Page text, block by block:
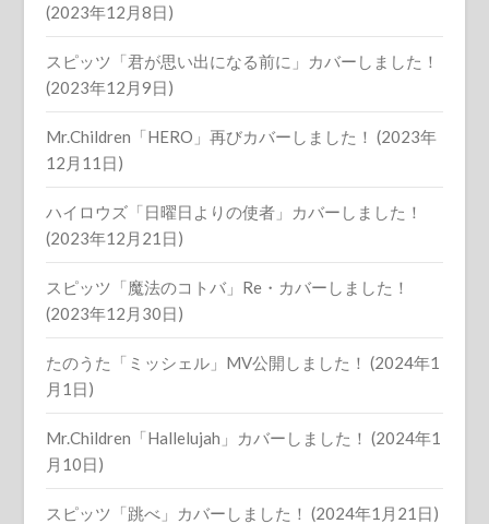
(2023年12月8日)
スピッツ「君が思い出になる前に」カバーしました！
(2023年12月9日)
Mr.Children「HERO」再びカバーしました！ (2023年
12月11日)
ハイロウズ「日曜日よりの使者」カバーしました！
(2023年12月21日)
スピッツ「魔法のコトバ」Re・カバーしました！
(2023年12月30日)
たのうた「ミッシェル」MV公開しました！ (2024年1
月1日)
Mr.Children「Hallelujah」カバーしました！ (2024年1
月10日)
スピッツ「跳べ」カバーしました！ (2024年1月21日)